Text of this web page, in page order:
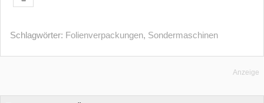
Schlagwörter: Folienverpackungen, Sondermaschinen
Anzeige